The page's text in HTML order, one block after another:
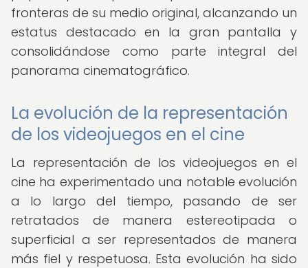
fronteras de su medio original, alcanzando un
estatus destacado en la gran pantalla y
consolidándose como parte integral del
panorama cinematográfico.
La evolución de la representación
de los videojuegos en el cine
La representación de los videojuegos en el
cine ha experimentado una notable evolución
a lo largo del tiempo, pasando de ser
retratados de manera estereotipada o
superficial a ser representados de manera
más fiel y respetuosa. Esta evolución ha sido